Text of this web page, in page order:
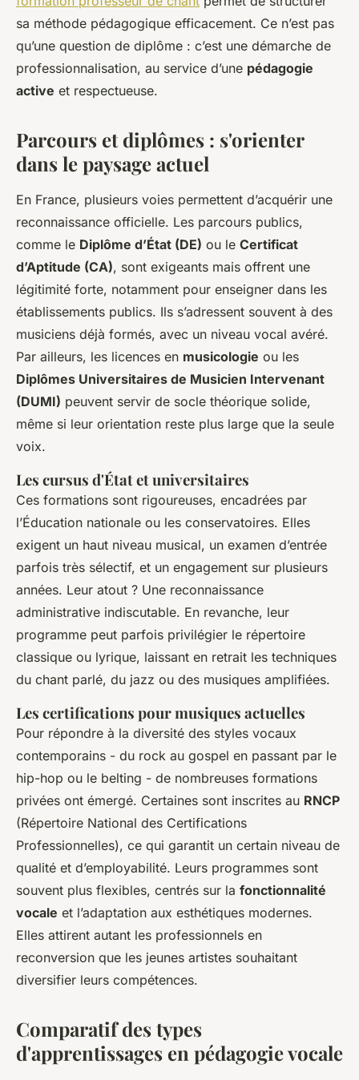
sa méthode pédagogique efficacement. Ce n’est pas
qu’une question de diplôme : c’est une démarche de
professionnalisation, au service d’une pédagogie
active et respectueuse.
Parcours et diplômes : s'orienter
dans le paysage actuel
En France, plusieurs voies permettent d’acquérir une
reconnaissance officielle. Les parcours publics,
comme le Diplôme d’État (DE) ou le Certificat
d’Aptitude (CA), sont exigeants mais offrent une
légitimité forte, notamment pour enseigner dans les
établissements publics. Ils s’adressent souvent à des
musiciens déjà formés, avec un niveau vocal avéré.
Par ailleurs, les licences en musicologie ou les
Diplômes Universitaires de Musicien Intervenant
(DUMI) peuvent servir de socle théorique solide,
même si leur orientation reste plus large que la seule
voix.
Les cursus d'État et universitaires
Ces formations sont rigoureuses, encadrées par
l’Éducation nationale ou les conservatoires. Elles
exigent un haut niveau musical, un examen d’entrée
parfois très sélectif, et un engagement sur plusieurs
années. Leur atout ? Une reconnaissance
administrative indiscutable. En revanche, leur
programme peut parfois privilégier le répertoire
classique ou lyrique, laissant en retrait les techniques
du chant parlé, du jazz ou des musiques amplifiées.
Les certifications pour musiques actuelles
Pour répondre à la diversité des styles vocaux
contemporains - du rock au gospel en passant par le
hip-hop ou le belting - de nombreuses formations
privées ont émergé. Certaines sont inscrites au RNCP
(Répertoire National des Certifications
Professionnelles), ce qui garantit un certain niveau de
qualité et d’employabilité. Leurs programmes sont
souvent plus flexibles, centrés sur la fonctionnalité
vocale et l’adaptation aux esthétiques modernes.
Elles attirent autant les professionnels en
reconversion que les jeunes artistes souhaitant
diversifier leurs compétences.
Comparatif des types
d'apprentissages en pédagogie vocale